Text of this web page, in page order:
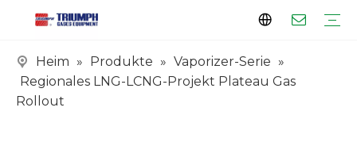
Heim » Produkte » Vaporizer-Serie »
Regionales LNG-LCNG-Projekt Plateau Gas
Rollout